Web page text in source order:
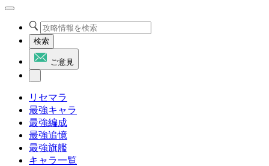
検索
ご意見
リセマラ
最強キャラ
最強編成
最強追憶
最強旗艦
キャラ一覧